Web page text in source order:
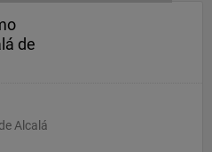
de
Alcalá